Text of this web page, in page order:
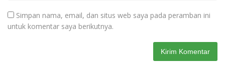
Simpan nama, email, dan situs web saya pada peramban ini
untuk komentar saya berikutnya.